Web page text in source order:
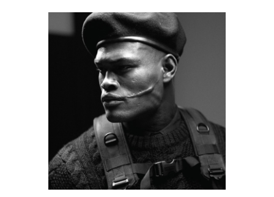
Week-end spa en automne : quel maillot de bain choisir ?